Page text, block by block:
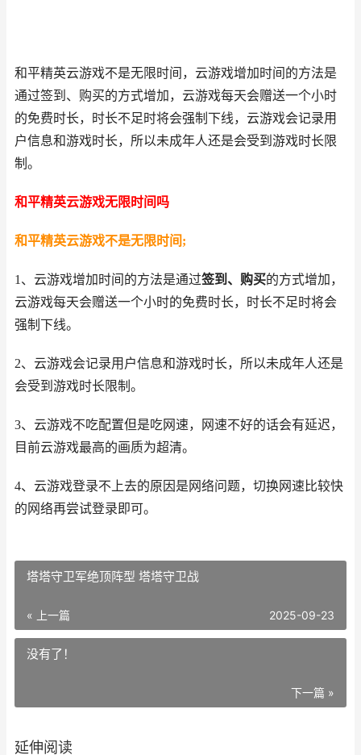
和平精英云游戏不是无限时间，云游戏增加时间的方法是
通过签到、购买的方式增加，云游戏每天会赠送一个小时
的免费时长，时长不足时将会强制下线，云游戏会记录用
户信息和游戏时长，所以未成年人还是会受到游戏时长限
制。
和平精英云游戏无限时间吗
和平精英云游戏不是无限时间;
1、云游戏增加时间的方法是通过签到、购买的方式增加，
云游戏每天会赠送一个小时的免费时长，时长不足时将会
强制下线。
2、云游戏会记录用户信息和游戏时长，所以未成年人还是
会受到游戏时长限制。
3、云游戏不吃配置但是吃网速，网速不好的话会有延迟，
目前云游戏最高的画质为超清。
4、云游戏登录不上去的原因是网络问题，切换网速比较快
的网络再尝试登录即可。
塔塔守卫军绝顶阵型 塔塔守卫战
« 上一篇 2025-09-23
没有了！
下一篇 »
延伸阅读